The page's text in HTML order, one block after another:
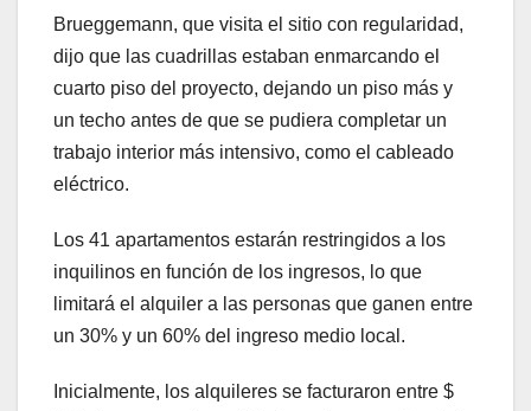
Brueggemann, que visita el sitio con regularidad,
dijo que las cuadrillas estaban enmarcando el
cuarto piso del proyecto, dejando un piso más y
un techo antes de que se pudiera completar un
trabajo interior más intensivo, como el cableado
eléctrico.
Los 41 apartamentos estarán restringidos a los
inquilinos en función de los ingresos, lo que
limitará el alquiler a las personas que ganen entre
un 30% y un 60% del ingreso medio local.
Inicialmente, los alquileres se facturaron entre $